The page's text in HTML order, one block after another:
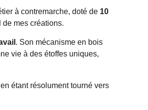
à contremarche, doté de 10
de mes créations.
. Son mécanisme en bois
vie à des étoffes uniques,
étant résolument tourné vers